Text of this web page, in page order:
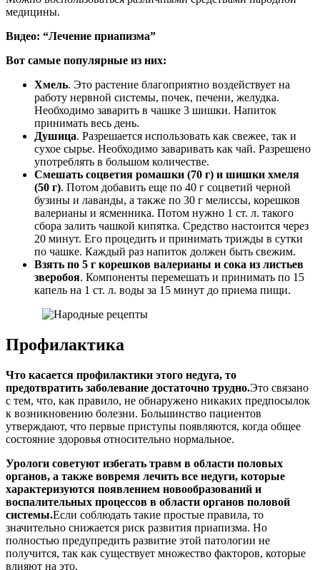
медицины.
Видео: “Лечение приапизма”
Вот самые популярные из них:
Хмель. Это растение благоприятно воздействует на
работу нервной системы, почек, печени, желудка.
Необходимо заварить в чашке 3 шишки. Напиток
принимать весь день.
Душица. Разрешается использовать как свежее, так и
сухое сырье. Необходимо заваривать как чай. Разрешено
употреблять в большом количестве.
Смешать соцветия ромашки (70 г) и шишки хмеля
(50 г). Потом добавить еще по 40 г соцветий черной
бузины и лаванды, а также по 30 г мелиссы, корешков
валерианы и ясменника. Потом нужно 1 ст. л. такого
сбора залить чашкой кипятка. Средство настоится через
20 минут. Его процедить и принимать трижды в сутки
по чашке. Каждый раз напиток должен быть свежим.
Взять по 5 г корешков валерианы и сока из листьев
зверобоя. Компоненты перемешать и принимать по 15
капель на 1 ст. л. воды за 15 минут до приема пищи.
Профилактика
Что касается профилактики этого недуга, то
предотвратить заболевание достаточно трудно.Это связано
с тем, что, как правило, не обнаружено никаких предпосылок
к возникновению болезни. Большинство пациентов
утверждают, что первые приступы появляются, когда общее
состояние здоровья относительно нормальное.
Урологи советуют избегать травм в области половых
органов, а также вовремя лечить все недуги, которые
характеризуются появлением новообразований и
воспалительных процессов в области органов половой
системы.Если соблюдать такие простые правила, то
значительно снижается риск развития приапизма. Но
полностью предупредить развитие этой патологии не
получится, так как существует множество факторов, которые
влияют на это.